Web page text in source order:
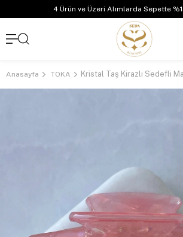
4 Ürün ve Üzeri Alımlarda Sepette
Anasayfa TOKA Kristal Taş Kirazlı Sedefli